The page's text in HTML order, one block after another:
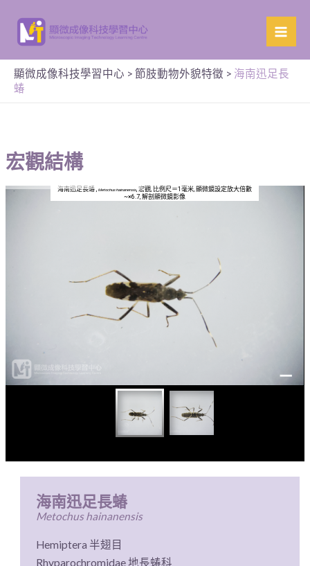
顯微成像科技學習中心 > 節肢動物外貌特徵 > 海南迅足長
蝽
宏觀結構
海南迅足長蝽 ,Metochus hainanensis, 宏觀, 比例尺＝1毫米, 顯微鏡設定放大倍數
~×6.7, 解剖顯微鏡影像
海南迅足長蝽
Metochus hainanensis
Hemiptera 半翅目
Rhyparochromidae 地長蝽科